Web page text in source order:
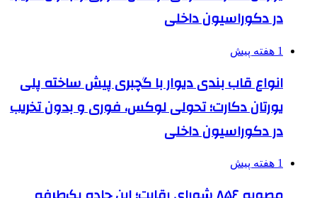
در دکوراسیون داخلی
1 هفته پیش
انواع قاب بندی دیوار با گچبری پیش ساخته پلی
یورتان دکارت؛ تحولی لوکس، فوری و بدون تخریب
در دکوراسیون داخلی
1 هفته پیش